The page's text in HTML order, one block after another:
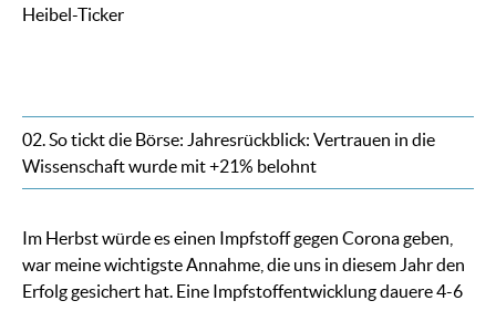
Heibel-Ticker
02. So tickt die Börse: Jahresrückblick: Vertrauen in die
Wissenschaft wurde mit +21% belohnt
Im Herbst würde es einen Impfstoff gegen Corona geben,
war meine wichtigste Annahme, die uns in diesem Jahr den
Erfolg gesichert hat. Eine Impfstoffentwicklung dauere 4-6